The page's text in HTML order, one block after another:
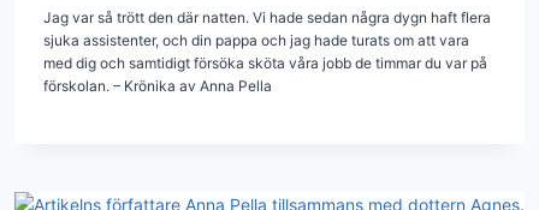
Jag var så trött den där natten. Vi hade sedan några dygn haft flera
sjuka assistenter, och din pappa och jag hade turats om att vara
med dig och samtidigt försöka sköta våra jobb de timmar du var på
förskolan. – Krönika av Anna Pella